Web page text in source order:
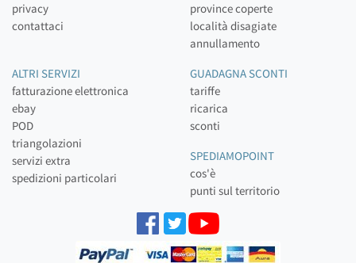
privacy
contattaci
province coperte
località disagiate
annullamento
ALTRI SERVIZI
fatturazione elettronica
ebay
POD
triangolazioni
servizi extra
spedizioni particolari
GUADAGNA SCONTI
tariffe
ricarica
sconti
SPEDIAMOPOINT
cos'è
punti sul territorio